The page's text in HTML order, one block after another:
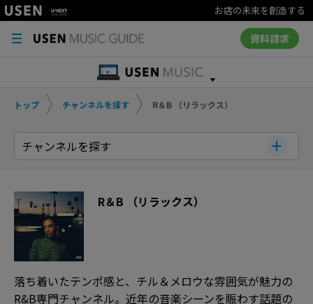
お店の未来を創造する
資料請求
トップ チャンネルを探す R＆B （リラックス）
チャンネルを探す
R＆B （リラックス）
落ち着いたテンポ感と、チル＆メロウな雰囲気が魅力の
R&B専門チャンネル。近年の音楽シーンを賑わす話題の